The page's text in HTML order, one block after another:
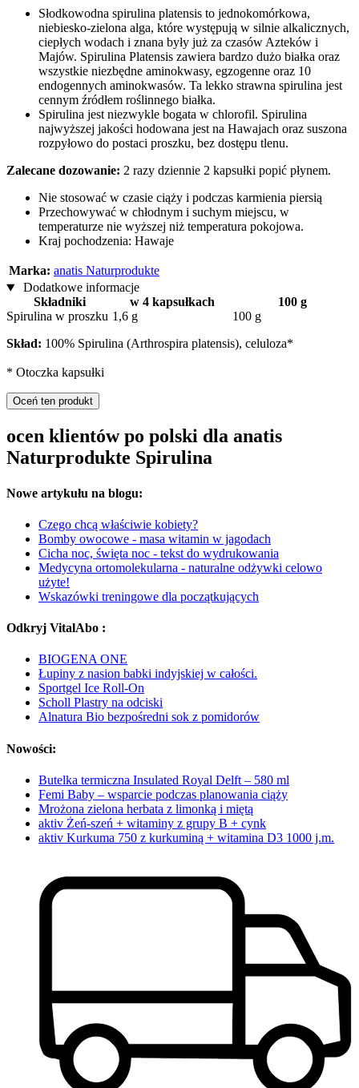
Słodkowodna spirulina platensis to jednokomórkowa,
niebiesko-zielona alga, które występują w silnie alkalicznych,
ciepłych wodach i znana były już za czasów Azteków i
Majów. Spirulina Platensis zawiera bardzo dużo białka oraz
wszystkie niezbędne aminokwasy, egzogenne oraz 10
endogennych aminokwasów. Ta lekko strawna spirulina jest
cennym źródłem roślinnego białka.
Spirulina jest niezwykle bogata w chlorofil. Spirulina
najwyższej jakości hodowana jest na Hawajach oraz suszona
rozpyłowo do postaci proszku, bez dostępu tlenu.
Zalecane dozowanie: 2 razy dziennie 2 kapsułki popić płynem.
Nie stosować w czasie ciąży i podczas karmienia piersią
Przechowywać w chłodnym i suchym miejscu, w
temperaturze nie wyższej niż temperatura pokojowa.
Kraj pochodzenia: Hawaje
Marka: anatis Naturprodukte
Dodatkowe informacje
Składniki
w 4 kapsułkach
100 g
Spirulina w proszku 1,6 g
100 g
Skład: 100% Spirulina (Arthrospira platensis), celuloza*
* Otoczka kapsułki
Oceń ten produkt
ocen klientów po polski dla anatis
Naturprodukte Spirulina
Nowe artykułu na blogu:
Czego chcą właściwie kobiety?
Bomby owocowe - masa witamin w jagodach
Cicha noc, święta noc - tekst do wydrukowania
Medycyna ortomolekularna - naturalne odżywki celowo
użyte!
Wskazówki treningowe dla początkujących
Odkryj VitalAbo :
BIOGENA ONE
Łupiny z nasion babki indyjskiej w całości.
Sportgel Ice Roll-On
Scholl Plastry na odciski
Alnatura Bio bezpośredni sok z pomidorów
Nowości:
Butelka termiczna Insulated Royal Delft – 580 ml
Femi Baby – wsparcie podczas planowania ciąży
Mrożona zielona herbata z limonką i miętą
aktiv Żeń-szeń + witaminy z grupy B + cynk
aktiv Kurkuma 750 z kurkuminą + witamina D3 1000 j.m.